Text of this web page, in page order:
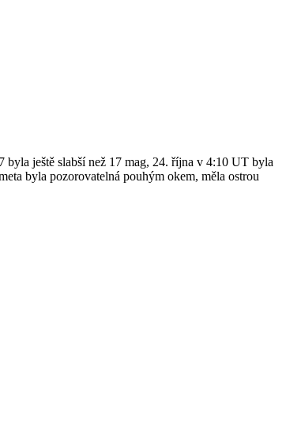
ještě slabší než 17 mag, 24. října v 4:10 UT byla
byla pozorovatelná pouhým okem, měla ostrou